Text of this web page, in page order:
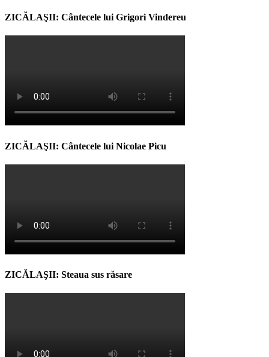
ZICĂLAŞII: Cântecele lui Grigori Vindereu
ZICĂLAŞII: Cântecele lui Nicolae Picu
ZICĂLAŞII: Steaua sus răsare